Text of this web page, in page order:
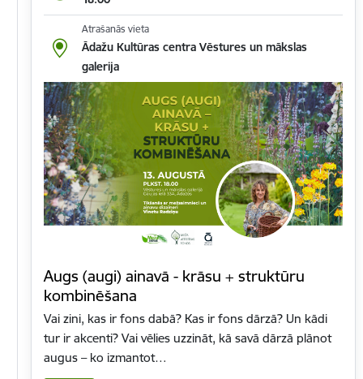
Atrašanās vieta
Ādažu Kultūras centra Vēstures un mākslas
galerija
Augs (augi) ainavā - krāsu + struktūru
kombinēšana
Vai zini, kas ir fons dabā? Kas ir fons dārzā? Un kādi
tur ir akcenti? Vai vēlies uzzināt, kā savā dārzā plānot
augus – ko izmantot…